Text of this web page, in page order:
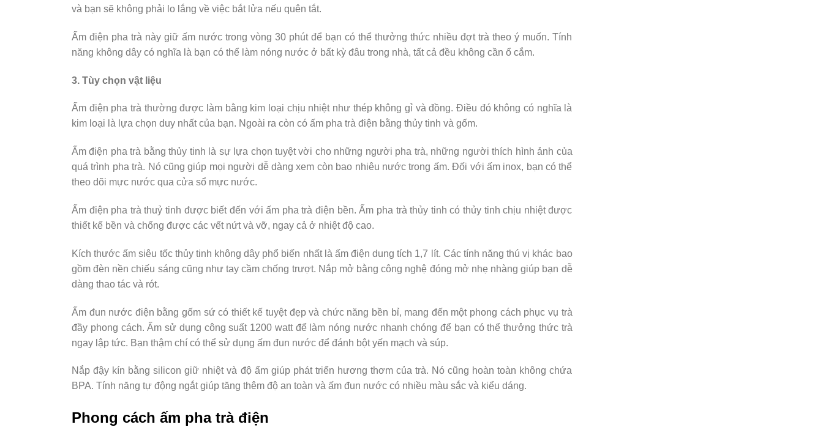
và bạn sẽ không phải lo lắng về việc bắt lửa nếu quên tắt.
Ấm điện pha trà này giữ ấm nước trong vòng 30 phút để bạn có thể thưởng thức nhiều đợt trà theo ý muốn. Tính
năng không dây có nghĩa là bạn có thể làm nóng nước ở bất kỳ đâu trong nhà, tất cả đều không cần ổ cắm.
3. Tùy chọn vật liệu
Ấm điện pha trà thường được làm bằng kim loại chịu nhiệt như thép không gỉ và đồng. Điều đó không có nghĩa là
kim loại là lựa chọn duy nhất của bạn. Ngoài ra còn có ấm pha trà điện bằng thủy tinh và gốm.
Ấm điện pha trà bằng thủy tinh là sự lựa chọn tuyệt vời cho những người pha trà, những người thích hình ảnh của
quá trình pha trà. Nó cũng giúp mọi người dễ dàng xem còn bao nhiêu nước trong ấm. Đối với ấm inox, bạn có thể
theo dõi mực nước qua cửa sổ mực nước.
Ấm điện pha trà thuỷ tinh được biết đến với ấm pha trà điện bền. Ấm pha trà thủy tinh có thủy tinh chịu nhiệt được
thiết kế bền và chống được các vết nứt và vỡ, ngay cả ở nhiệt độ cao.
Kích thước ấm siêu tốc thủy tinh không dây phổ biến nhất là ấm điện dung tích 1,7 lít. Các tính năng thú vị khác bao
gồm đèn nền chiếu sáng cũng như tay cầm chống trượt. Nắp mở bằng công nghệ đóng mở nhẹ nhàng giúp bạn dễ
dàng thao tác và rót.
Ấm đun nước điện bằng gốm sứ có thiết kế tuyệt đẹp và chức năng bền bỉ, mang đến một phong cách phục vụ trà
đầy phong cách. Ấm sử dụng công suất 1200 watt để làm nóng nước nhanh chóng để bạn có thể thưởng thức trà
ngay lập tức. Bạn thậm chí có thể sử dụng ấm đun nước để đánh bột yến mạch và súp.
Nắp đậy kín bằng silicon giữ nhiệt và độ ẩm giúp phát triển hương thơm của trà. Nó cũng hoàn toàn không chứa
BPA. Tính năng tự động ngắt giúp tăng thêm độ an toàn và ấm đun nước có nhiều màu sắc và kiểu dáng.
Phong cách ấm pha trà điện